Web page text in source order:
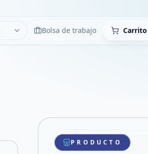
LimpiarBolsa de trabajo Carrito
Compartir producto
Compartir por WhatsApp
Compartir por mail
PRODUCTO